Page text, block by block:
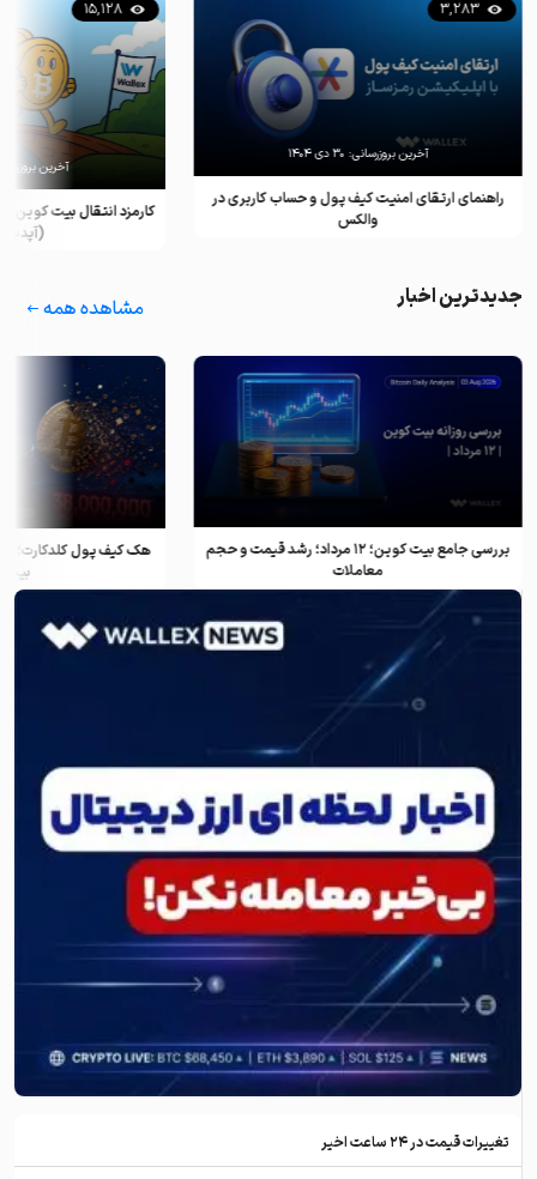
راهنمای ارتقای امنیت کیف پول و حساب کاربری در
والکس
3,283
آخرین بروزرسانی: ۳۰ دی ۱۴۰۴
کارمزد انتقال بیت کوین
(آپدیت
15,128
آخرین
جدیدترین اخبار مشاهده همه
بررسی جامع بیت کوین؛ ۱۲ مرداد؛ رشد قیمت و حجم
معاملات
بیت
تغییرات قیمت در ۲۴ ساعت اخیر